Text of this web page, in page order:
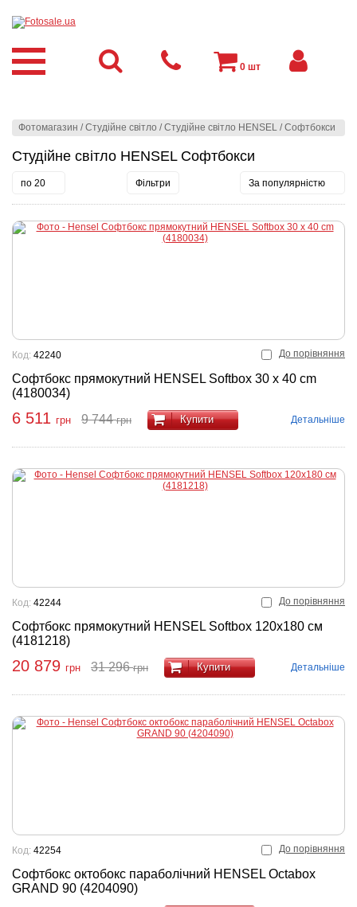
Фотомагазин /Студійне світло /Студійне світло HENSEL /Софтбокси
Студійне світло HENSEL Софтбокси
по 20 Фільтри За популярністю
До порівняння
Софтбокс прямокутний HENSEL Softbox 30 x 40 cm
(4180034)
Код: 42240
6 511 грн 9 744грн Купити Детальніше
До порівняння
Софтбокс прямокутний HENSEL Softbox 120x180 см
(4181218)
Код: 42244
20 879 грн 31 296грн Купити Детальніше
До порівняння
Софтбокс октобокс параболічний HENSEL Octabox
GRAND 90 (4204090)
Код: 42254
0 шт